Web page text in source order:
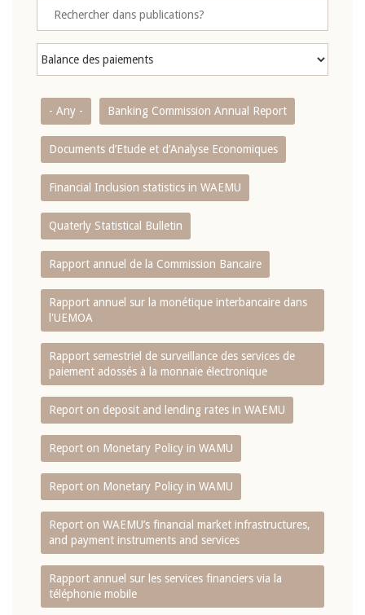
- Any - Banking Commission Annual Report
Documents d’Etude et d’Analyse Economiques
Financial Inclusion statistics in WAEMU
Quaterly Statistical Bulletin
Rapport annuel de la Commission Bancaire
Rapport annuel sur la monétique interbancaire dans
l'UEMOA
Rapport semestriel de surveillance des services de
paiement adossés à la monnaie électronique
Report on deposit and lending rates in WAEMU
Report on Monetary Policy in WAMU
Report on Monetary Policy in WAMU
Report on WAEMU’s financial market infrastructures,
and payment instruments and services
Rapport annuel sur les services financiers via la
téléphonie mobile